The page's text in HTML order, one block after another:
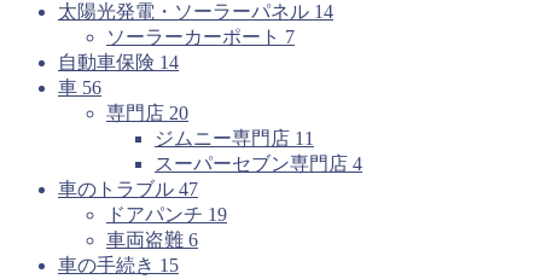
太陽光発電・ソーラーパネル 14
ソーラーカーポート 7
自動車保険 14
車 56
専門店 20
ジムニー専門店 11
スーパーセブン専門店 4
車のトラブル 47
ドアパンチ 19
車両盗難 6
車の手続き 15